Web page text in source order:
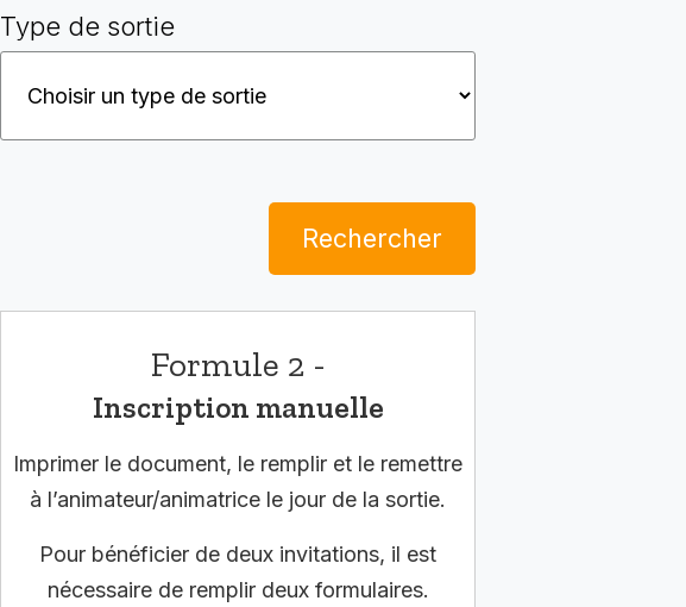
Type de sortie
Rechercher
Formule 2 -
Inscription manuelle
Imprimer le document, le remplir et le remettre
à l’animateur/animatrice le jour de la sortie.
Pour bénéficier de deux invitations, il est
nécessaire de remplir deux formulaires.